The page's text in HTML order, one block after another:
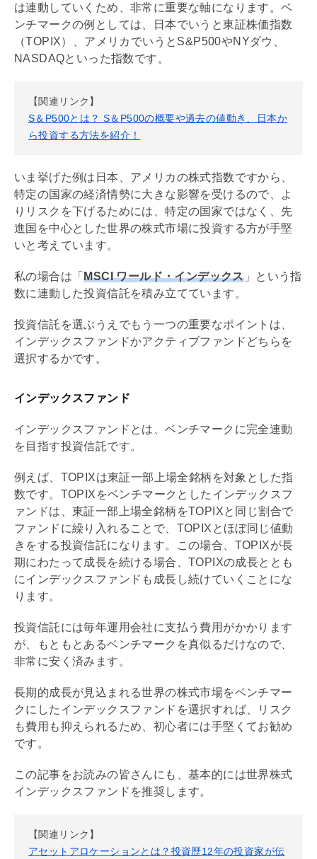
は連動していくため、非常に重要な軸になります。ベ
ンチマークの例としては、日本でいうと東証株価指数
（TOPIX）、アメリカでいうとS&P500やNYダウ、
NASDAQといった指数です。
【関連リンク】
S＆P500とは？ S＆P500の概要や過去の値動き、日本か
ら投資する方法を紹介！
いま挙げた例は日本、アメリカの株式指数ですから、
特定の国家の経済情勢に大きな影響を受けるので、よ
りリスクを下げるためには、特定の国家ではなく、先
進国を中心とした世界の株式市場に投資する方が手堅
いと考えています。
私の場合は「MSCI ワールド・インデックス」という指
数に連動した投資信託を積み立てています。
投資信託を選ぶうえでもう一つの重要なポイントは、
インデックスファンドかアクティブファンドどちらを
選択するかです。
インデックスファンド
インデックスファンドとは、ベンチマークに完全連動
を目指す投資信託です。
例えば、TOPIXは東証一部上場全銘柄を対象とした指
数です。TOPIXをベンチマークとしたインデックスフ
ァンドは、東証一部上場全銘柄をTOPIXと同じ割合で
ファンドに繰り入れることで、TOPIXとほぼ同じ値動
きをする投資信託になります。この場合、TOPIXが長
期にわたって成長を続ける場合、TOPIXの成長ととも
にインデックスファンドも成長し続けていくことにな
ります。
投資信託には毎年運用会社に支払う費用がかかります
が、もともとあるベンチマークを真似るだけなので、
非常に安く済みます。
長期的成長が見込まれる世界の株式市場をベンチマー
クにしたインデックスファンドを選択すれば、リスク
も費用も抑えられるため、初心者には手堅くてお勧め
です。
この記事をお読みの皆さんにも、基本的には世界株式
インデックスファンドを推奨します。
【関連リンク】
アセットアロケーションとは？投資歴12年の投資家が伝